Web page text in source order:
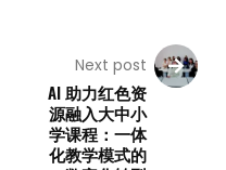
Next post
AI 助力红色资
源融入大中小
学课程：一体
化教学模式的